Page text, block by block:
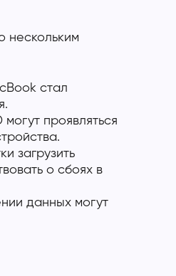
нескольким
стал
проявляться
загрузить
о сбоях в
данных могут